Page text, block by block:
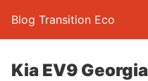
Blog Transition Eco
Kia EV9